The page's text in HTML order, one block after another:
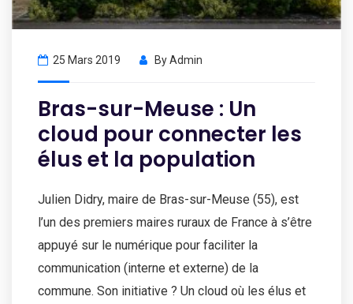
25 Mars 2019 ByAdmin
Bras-sur-Meuse : Un
cloud pour connecter les
élus et la population
Julien Didry, maire de Bras-sur-Meuse (55), est
l’un des premiers maires ruraux de France à s’être
appuyé sur le numérique pour faciliter la
communication (interne et externe) de la
commune. Son initiative ? Un cloud où les élus et